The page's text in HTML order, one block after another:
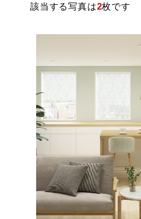
該当する写真は2枚です